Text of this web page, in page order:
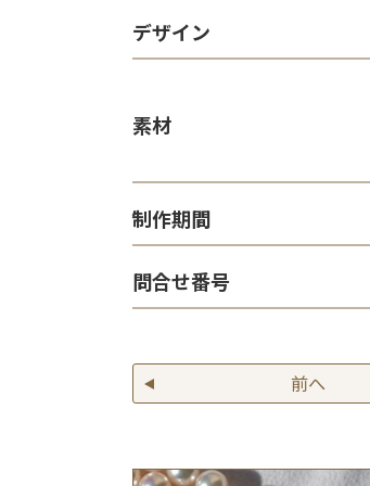
デザイン
素材
制作期間
問合せ番号
前へ